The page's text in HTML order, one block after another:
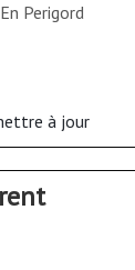
Perigord
à jour